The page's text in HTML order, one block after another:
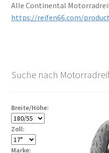
Alle Continental
https://reifen66.com/
Suche nach
Breite/Höhe:
Zoll:
Marke: